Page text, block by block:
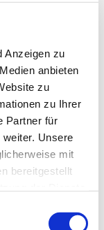
Anzeigen zu
anbieten
zu
zu Ihrer
Partner für
Unsere
mit
bereitgestellt
-
Am